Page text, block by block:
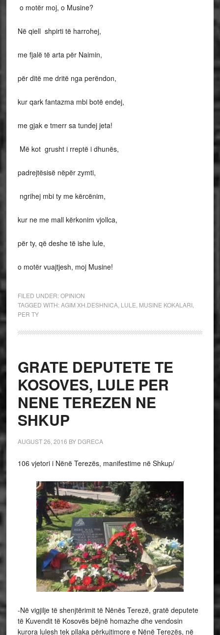
o motër moj, o Musine?
Në qiell shpirti të harrohej,
me fjalë të arta për Naimin,
për ditë me dritë nga perëndon,
kur qark fantazma mbi botë endej,
me gjak e tmerr sa tundej jeta!
Më kot grusht i rreptë i dhunës,
padrejtësisë nëpër zymti,
ngrihej mbi ty me kërcënim,
kur ne me mall kërkonim vjollca,
për ty, që deshe të ishe lule,
o motër vuajtjesh, moj Musine!
FILED UNDER:OPINION
TAGGED WITH:AGIM XH.DESHNICA, LULE MUSINE KOKALARI,
PER TY
GRATE DEPUTETE TE
KOSOVES, LULE PER
NENE TEREZEN NE
SHKUP
AUGUST 26, 2016 BY DGRECA
106 vjetori i Nënë Terezës, manifestime në Shkup/
-Në vigjilje të shenjtërimit të Nënës Terezë, gratë deputete
të Kuvendit të Kosovës bëjnë homazhe dhe vendosin
kurora lulesh tek pllaka përkujtimore e Nënë Terezës, në